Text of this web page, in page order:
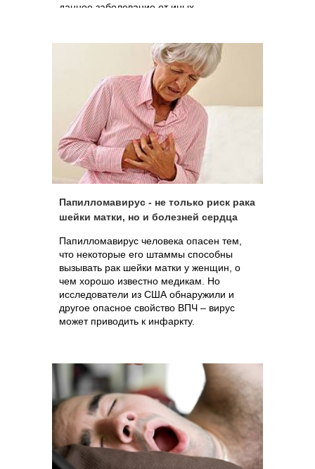
данное заболевание от иных
Папилломавирус - не только риск рака
шейки матки, но и болезней сердца
Папилломавирус человека опасен тем,
что некоторые его штаммы способны
вызывать рак шейки матки у женщин, о
чем хорошо известно медикам. Но
исследователи из США обнаружили и
другое опасное свойство ВПЧ – вирус
может приводить к инфаркту.